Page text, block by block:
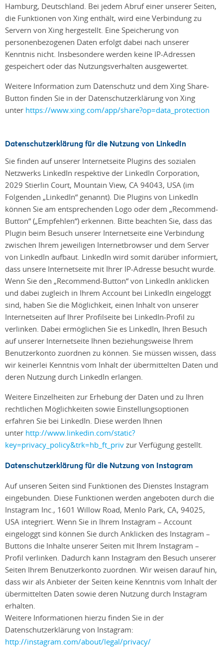
Hamburg, Deutschland. Bei jedem Abruf einer unserer Seiten,
die Funktionen von Xing enthält, wird eine Verbindung zu
Servern von Xing hergestellt. Eine Speicherung von
personenbezogenen Daten erfolgt dabei nach unserer
Kenntnis nicht. Insbesondere werden keine IP-Adressen
gespeichert oder das Nutzungsverhalten ausgewertet.
Weitere Information zum Datenschutz und dem Xing Share-
Button finden Sie in der Datenschutzerklärung von Xing
unter https://www.xing.com/app/share?op=data_protection
Datenschutzerklärung für die Nutzung von LinkedIn
Sie finden auf unserer Internetseite Plugins des sozialen
Netzwerks LinkedIn respektive der LinkedIn Corporation,
2029 Stierlin Court, Mountain View, CA 94043, USA (im
Folgenden „LinkedIn“ genannt). Die Plugins von LinkedIn
können Sie am entsprechenden Logo oder dem „Recommend-
Button“ („Empfehlen“) erkennen. Bitte beachten Sie, dass das
Plugin beim Besuch unserer Internetseite eine Verbindung
zwischen Ihrem jeweiligen Internetbrowser und dem Server
von LinkedIn aufbaut. LinkedIn wird somit darüber informiert,
dass unsere Internetseite mit Ihrer IP-Adresse besucht wurde.
Wenn Sie den „Recommend-Button“ von LinkedIn anklicken
und dabei zugleich in Ihrem Account bei LinkedIn eingeloggt
sind, haben Sie die Möglichkeit, einen Inhalt von unserer
Internetseiten auf Ihrer Profilseite bei LinkedIn-Profil zu
verlinken. Dabei ermöglichen Sie es LinkedIn, Ihren Besuch
auf unserer Internetseite Ihnen beziehungsweise Ihrem
Benutzerkonto zuordnen zu können. Sie müssen wissen, dass
wir keinerlei Kenntnis vom Inhalt der übermittelten Daten und
deren Nutzung durch LinkedIn erlangen.
Weitere Einzelheiten zur Erhebung der Daten und zu Ihren
rechtlichen Möglichkeiten sowie Einstellungsoptionen
erfahren Sie bei LinkedIn. Diese werden Ihnen
unter http://www.linkedin.com/static?
key=privacy_policy&trk=hb_ft_priv zur Verfügung gestellt.
Datenschutzerklärung für die Nutzung von Instagram
Auf unseren Seiten sind Funktionen des Dienstes Instagram
eingebunden. Diese Funktionen werden angeboten durch die
Instagram Inc., 1601 Willow Road, Menlo Park, CA, 94025,
USA integriert. Wenn Sie in Ihrem Instagram – Account
eingeloggt sind können Sie durch Anklicken des Instagram –
Buttons die Inhalte unserer Seiten mit Ihrem Instagram –
Profil verlinken. Dadurch kann Instagram den Besuch unserer
Seiten Ihrem Benutzerkonto zuordnen. Wir weisen darauf hin,
dass wir als Anbieter der Seiten keine Kenntnis vom Inhalt der
übermittelten Daten sowie deren Nutzung durch Instagram
erhalten.
Weitere Informationen hierzu finden Sie in der
Datenschutzerklärung von Instagram:
http://instagram.com/about/legal/privacy/